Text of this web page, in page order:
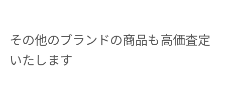
その他のブランドの商品も高価査定
いたします